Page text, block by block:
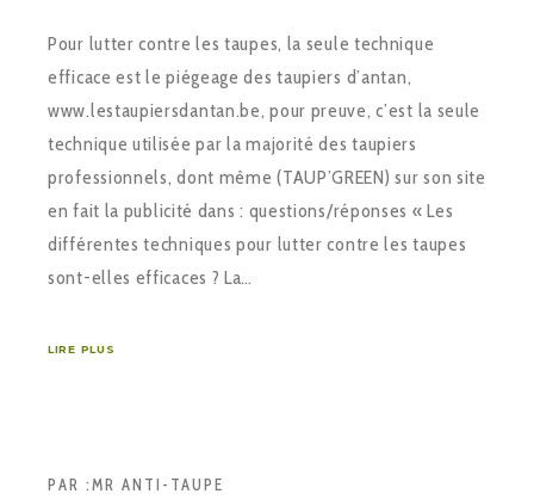
Pour lutter contre les taupes, la seule technique
efficace est le piégeage des taupiers d’antan,
www.lestaupiersdantan.be, pour preuve, c’est la seule
technique utilisée par la majorité des taupiers
professionnels, dont même (TAUP’GREEN) sur son site
en fait la publicité dans : questions/réponses « Les
différentes techniques pour lutter contre les taupes
sont-elles efficaces ? La…
LIRE PLUS
PAR :MR ANTI-TAUPE